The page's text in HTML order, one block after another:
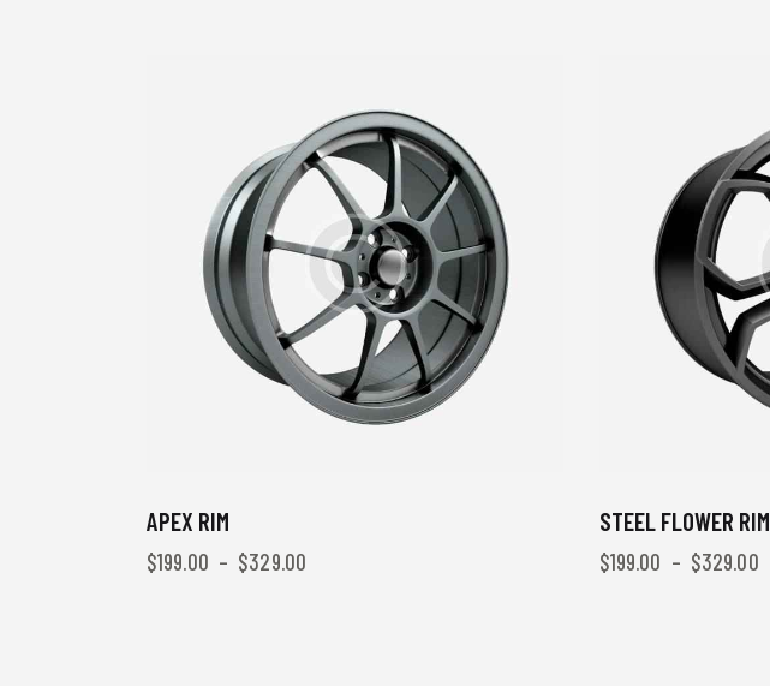
APEX RIM
$199.00 – $329.00
STEEL FLOWER RIM
$199.00 – $329.00